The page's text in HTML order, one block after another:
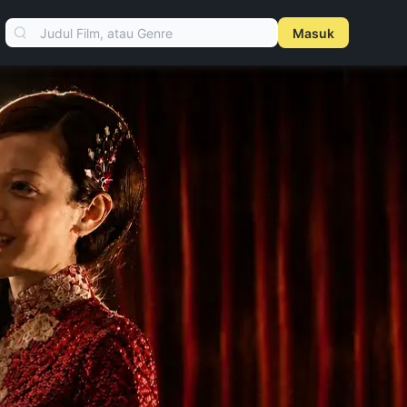
Masuk